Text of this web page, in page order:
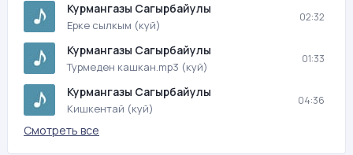
Курмангазы Сагырбайулы
Ерке сылкым (куй)
02:32
Курмангазы Сагырбайулы
Турмеден кашкан.mp3 (куй)
01:33
Курмангазы Сагырбайулы
Кишкентай (куй)
04:36
Смотреть все